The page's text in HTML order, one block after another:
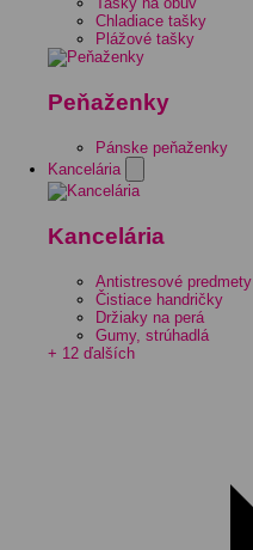
Chladiace tašky
Plážové tašky
Peňaženky
Pánske peňaženky
Kancelária
Kancelária
Antistresové predmety
Čistiace handričky
Držiaky na perá
Gumy, strúhadlá
+ 12 ďalších